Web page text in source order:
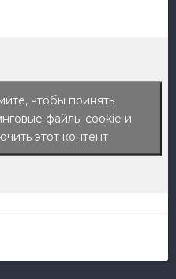
чтобы принять
файлы cookie и
этот контент